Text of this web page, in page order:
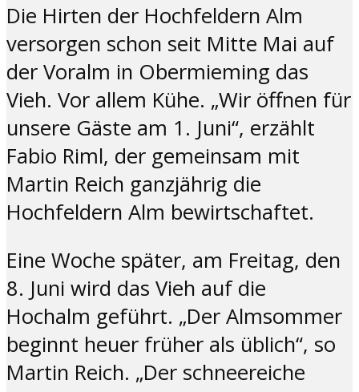
Die Hirten der Hochfeldern Alm
versorgen schon seit Mitte Mai auf
der Voralm in Obermieming das
Vieh. Vor allem Kühe. „Wir öffnen für
unsere Gäste am 1. Juni“, erzählt
Fabio Riml, der gemeinsam mit
Martin Reich ganzjährig die
Hochfeldern Alm bewirtschaftet.
Eine Woche später, am Freitag, den
8. Juni wird das Vieh auf die
Hochalm geführt. „Der Almsommer
beginnt heuer früher als üblich“, so
Martin Reich. „Der schneereiche